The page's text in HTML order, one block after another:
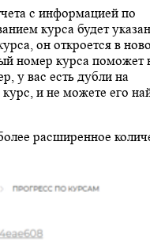
с информацией по
курса будет
он откроется в
номер курса поможет
у вас есть дубли на
и не можете его
расширенное